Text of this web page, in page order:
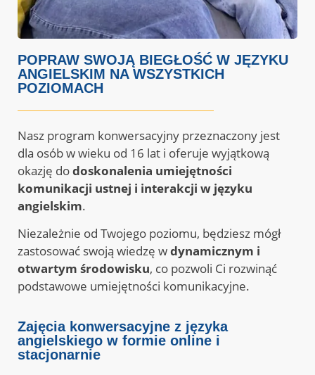
POPRAW SWOJĄ BIEGŁOŚĆ W JĘZYKU
ANGIELSKIM NA WSZYSTKICH
POZIOMACH
Nasz program konwersacyjny przeznaczony jest
dla osób w wieku od 16 lat i oferuje wyjątkową
okazję dodoskonalenia umiejętności
komunikacji ustnej i interakcji w języku
angielskim.
Niezależnie od Twojego poziomu, będziesz mógł
zastosować swoją wiedzę wdynamicznym i
otwartym środowisku, co pozwoli Ci rozwinąć
podstawowe umiejętności komunikacyjne.
Zajęcia konwersacyjne z języka
angielskiego w formie online i
stacjonarnie